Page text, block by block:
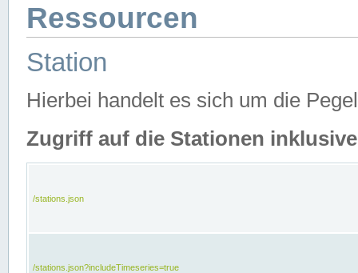
Ressourcen
Station
Hierbei handelt es sich um die
Zugriff auf die Stationen
/stations.json
/stations.json?includeTimeseries=true